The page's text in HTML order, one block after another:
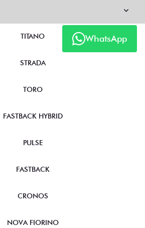
WhatsApp
TITANO
STRADA
TORO
FASTBACK HYBRID
PULSE
FASTBACK
CRONOS
NOVA FIORINO